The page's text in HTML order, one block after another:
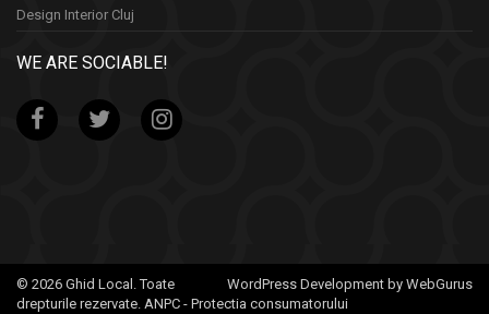
Design Interior Cluj
WE ARE SOCIABLE!
WordPress Development by WebGurus
© 2026 Ghid Local. Toate
drepturile rezervate. ANPC - Protectia consumatorului